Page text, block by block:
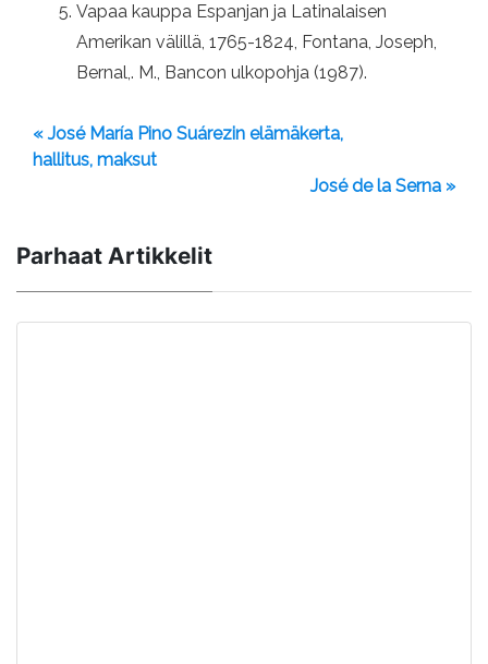
Vapaa kauppa Espanjan ja Latinalaisen
Amerikan välillä, 1765-1824, Fontana, Joseph,
Bernal,. M., Bancon ulkopohja (1987).
« José María Pino Suárezin elämäkerta,
hallitus, maksut
José de la Serna »
Parhaat Artikkelit